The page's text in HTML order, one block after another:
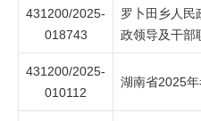
431200/2025-
018743
罗卜田乡人民
政领导及干部
431200/2025-
010112
湖南省2025